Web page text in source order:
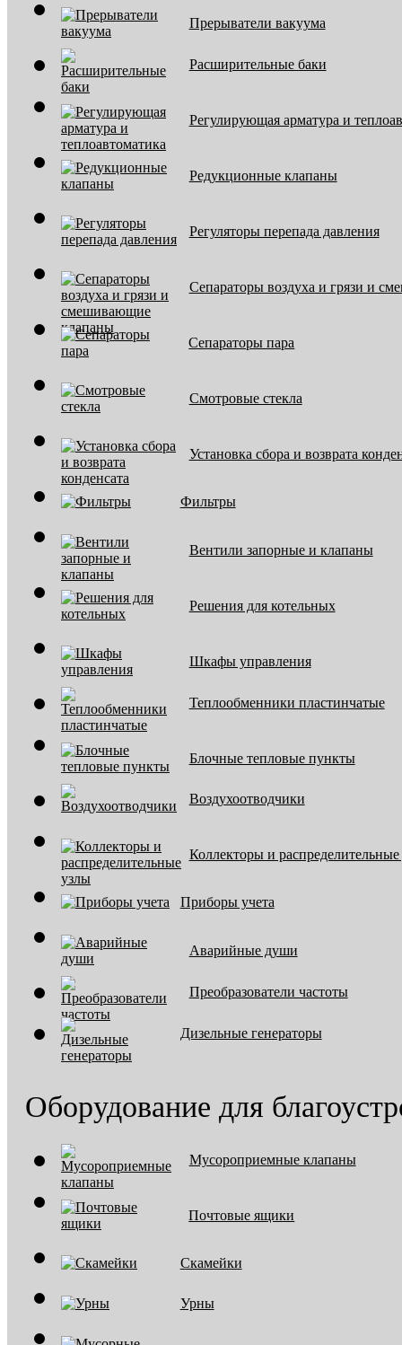
Прерыватели вакуума
Расширительные баки
Регулирующая арматура и
Редукционные клапаны
Регуляторы перепада давления
Сепараторы воздуха и грязи и
Сепараторы пара
Смотровые стекла
Установка сбора и возврата
Фильтры
Вентили запорные и клапаны
Решения для котельных
Шкафы управления
Теплообменники пластинчатые
Блочные тепловые пункты
Воздухоотводчики
Коллекторы и
Приборы учета
Аварийные души
Преобразователи частоты
Дизельные генераторы
Оборудование для
Мусороприемные клапаны
Почтовые ящики
Скамейки
Урны